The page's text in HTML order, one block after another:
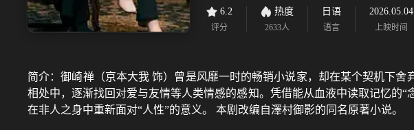
6.2
评分
热度
2633人
日语
语言
2026.05.04
上映时间
简介：御崎禅（京本大我 饰）曾是风靡一时的畅销小说家，却在某个契机下
相处中，逐渐找回对爱与友情等人类情感的感知。凭借能从血液中读取记忆的
在非人之身中重新面对“人性”的意义。 本剧改编自澤村御影的同名原著小说。